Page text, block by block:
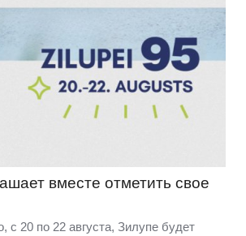
вместе отметить свое
с 20 по 22 августа, Зилупе будет